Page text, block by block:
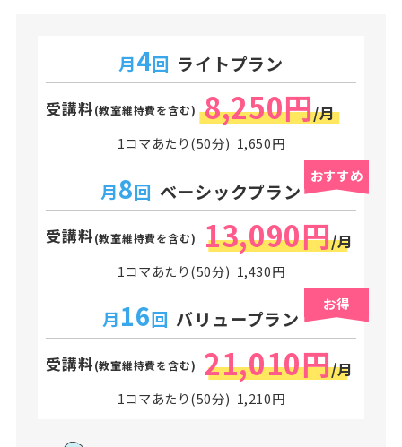
月4回 ライトプラン
受講料(教室維持費を含む) 8,250円/月
1コマあたり(50分) 1,650円
おすすめ
月8回 ベーシックプラン
受講料(教室維持費を含む) 13,090円/月
1コマあたり(50分) 1,430円
お得
月16回 バリュープラン
受講料(教室維持費を含む) 21,010円/月
1コマあたり(50分) 1,210円